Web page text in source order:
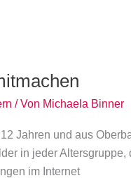
/ Von Michaela Binner
Jahren und aus
in jeder
im Internet